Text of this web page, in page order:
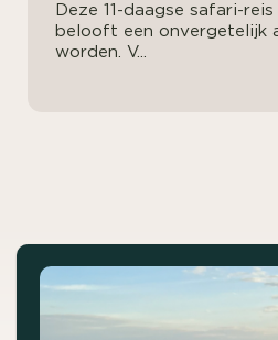
Deze 11-daagse safari-
belooft een onvergetelijk
worden. V...